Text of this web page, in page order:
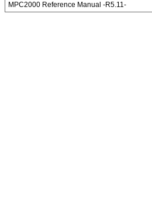
MPC2000 Reference Manual -R5.11-